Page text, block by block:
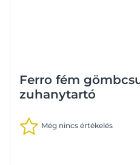
Ferro fém
zuhanytartó
Még nincs értékelés